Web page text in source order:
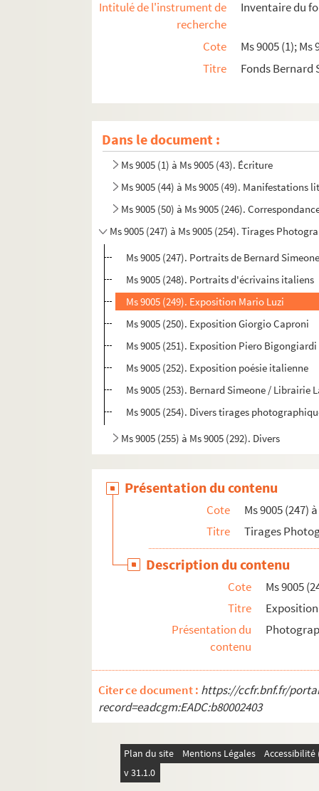
Intitulé de l'instrument de
recherche
Inventaire du
Cote
Ms 9005 (1); Ms
Titre
Fonds Bernard
Dans le document :
Ms 9005 (1) à Ms 9005 (43). Écriture
Ms 9005 (44) à Ms 9005 (49). Manifestations
Ms 9005 (50) à Ms 9005 (246).
Ms 9005 (247) à Ms 9005 (254). Tirages
Ms 9005 (247). Portraits de Bernard
Ms 9005 (248). Portraits d'écrivains italiens
Ms 9005 (249). Exposition Mario Luzi
Ms 9005 (250). Exposition Giorgio Caproni
Ms 9005 (251). Exposition Piero Bigongiardi
Ms 9005 (252). Exposition poésie italienne
Ms 9005 (253). Bernard Simeone / Librairie
Ms 9005 (254). Divers tirages
Ms 9005 (255) à Ms 9005 (292). Divers
Présentation du contenu
Cote
Ms 9005 (247)
Titre
Tirages
Description du contenu
Cote
Ms 9005
Titre
Présentation du
contenu
Citer ce document : https://ccfr.bnf.fr/
record=eadcgm:EADC:b80002403
Plan du site Mentions Légales
v 31.1.0